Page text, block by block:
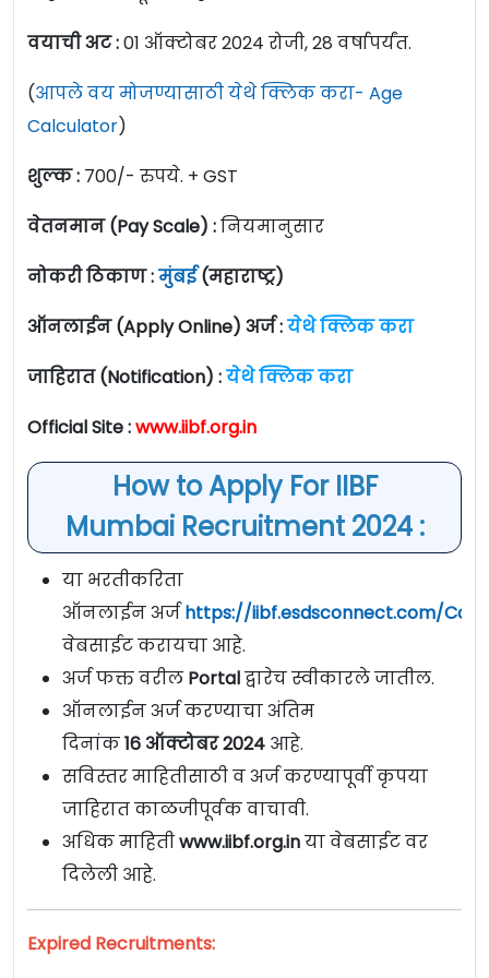
वयाची अट :01 ऑक्टोबर 2024 रोजी, 28 वर्षापर्यंत.
(आपले वय मोजण्यासाठी येथे क्लिक करा- Age
Calculator)
शुल्क : 700/- रुपये. + GST
वेतनमान (Pay Scale) :नियमानुसार
नोकरी ठिकाण :मुंबई(महाराष्ट्र)
ऑनलाईन (Apply Online) अर्ज :येथे क्लिक करा
जाहिरात (Notification) :येथे क्लिक करा
Official Site :www.iibf.org.in
How to Apply For IIBF
Mumbai Recruitment 2024 :
या भरतीकरिता
ऑनलाईन अर्जhttps://iibf.esdsconnect.com/
वेबसाईट करायचा आहे.
अर्ज फक्त वरील Portalद्वारेच स्वीकारले जातील.
ऑनलाईन अर्ज करण्याचा अंतिम
दिनांक16 ऑक्टोबर2024 आहे.
सविस्तर माहितीसाठी व अर्ज करण्यापूर्वी कृपया
जाहिरात काळजीपूर्वक वाचावी.
अधिक माहितीwww.iibf.org.inया वेबसाईट वर
दिलेली आहे.
Expired Recruitments: